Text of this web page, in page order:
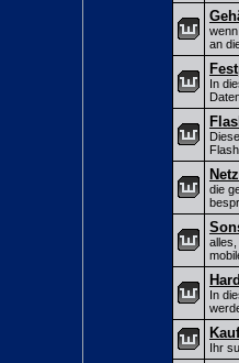
an
In
die
In
Ihr